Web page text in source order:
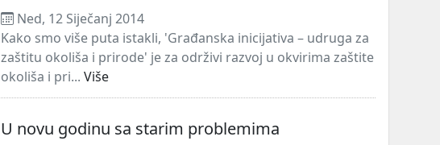
Ned, 12 Siječanj 2014
Kako smo više puta istakli, 'Građanska inicijativa – udruga za
zaštitu okoliša i prirode' je za održivi razvoj u okvirima zaštite
okoliša i pri... Više
U novu godinu sa starim problemima